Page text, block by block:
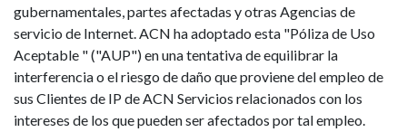
gubernamentales, partes afectadas y otras Agencias de
servicio de Internet. ACN ha adoptado esta "Póliza de Uso
Aceptable " ("AUP") en una tentativa de equilibrar la
interferencia o el riesgo de daño que proviene del empleo de
sus Clientes de IP de ACN Servicios relacionados con los
intereses de los que pueden ser afectados por tal empleo.